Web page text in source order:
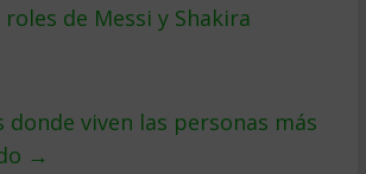
de Messi y Shakira
donde viven las personas más
→